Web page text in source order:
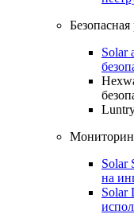
Безопасная
Solar
Solar
на
Solar